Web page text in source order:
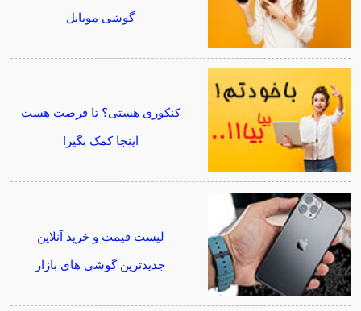
گوشی موبایل
کنکوری هستی؟ تا فرصت هست
اینجا کمک بگیر!
لیست قیمت و خرید آنلاین
جدیدترین گوشی های بازار